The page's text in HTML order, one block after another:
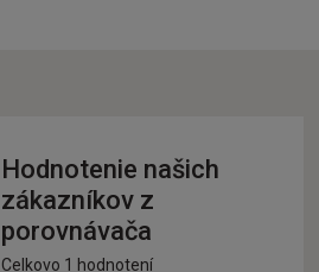
Hodnotenie našich
zákazníkov z
porovnávača
Celkovo 1 hodnotení